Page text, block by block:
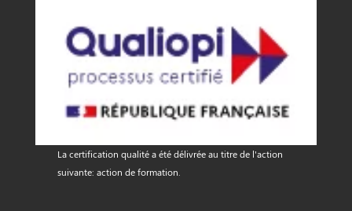
La certification qualité a été délivrée au titre de l'action
suivante: action de formation.